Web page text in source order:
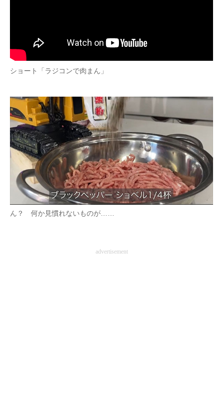
マーケ×ITの今がよく分かる
ITエンジニア向け専門サイト
企業向けIT製品の総合サイト
IT製品の技術・比較・事例
製造業のIT導入・活用を支援
モノづくり技術者専門サイト
エレクトロニクス専門サイト
電子設計の基本と応用
建設×テクノロジーの最前線
ショート「ラジコンで肉まん」
ん？ 何か見慣れないものが……
advertisement